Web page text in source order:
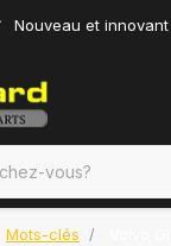
Nouveau et innovant
Mots-clés